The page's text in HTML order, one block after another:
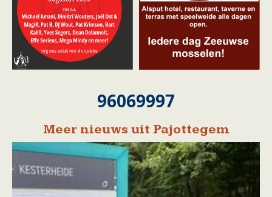
96069997
Meer nieuws uit Pajottegem